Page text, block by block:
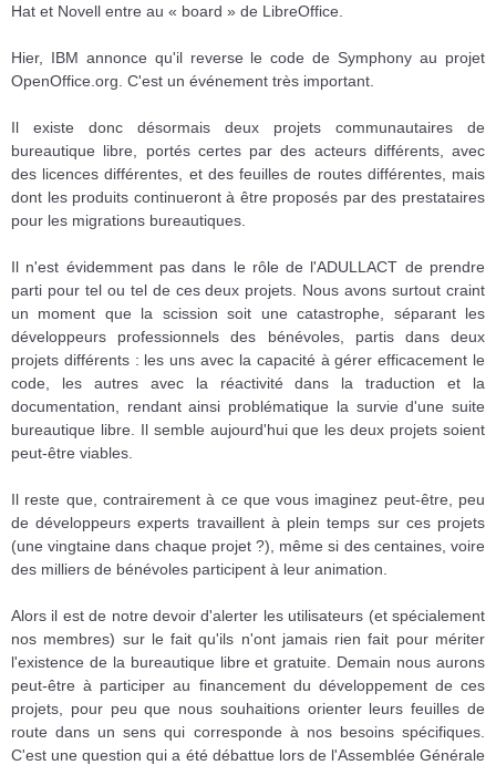
Hat et Novell entre au « board » de LibreOffice.
Hier, IBM annonce qu'il reverse le code de Symphony au projet
OpenOffice.org. C'est un événement très important.
Il existe donc désormais deux projets communautaires de
bureautique libre, portés certes par des acteurs différents, avec
des licences différentes, et des feuilles de routes différentes, mais
dont les produits continueront à être proposés par des prestataires
pour les migrations bureautiques.
Il n'est évidemment pas dans le rôle de l'ADULLACT de prendre
parti pour tel ou tel de ces deux projets. Nous avons surtout craint
un moment que la scission soit une catastrophe, séparant les
développeurs professionnels des bénévoles, partis dans deux
projets différents : les uns avec la capacité à gérer efficacement le
code, les autres avec la réactivité dans la traduction et la
documentation, rendant ainsi problématique la survie d'une suite
bureautique libre. Il semble aujourd'hui que les deux projets soient
peut-être viables.
Il reste que, contrairement à ce que vous imaginez peut-être, peu
de développeurs experts travaillent à plein temps sur ces projets
(une vingtaine dans chaque projet ?), même si des centaines, voire
des milliers de bénévoles participent à leur animation.
Alors il est de notre devoir d'alerter les utilisateurs (et spécialement
nos membres) sur le fait qu'ils n'ont jamais rien fait pour mériter
l'existence de la bureautique libre et gratuite. Demain nous aurons
peut-être à participer au financement du développement de ces
projets, pour peu que nous souhaitions orienter leurs feuilles de
route dans un sens qui corresponde à nos besoins spécifiques.
C'est une question qui a été débattue lors de l'Assemblée Générale